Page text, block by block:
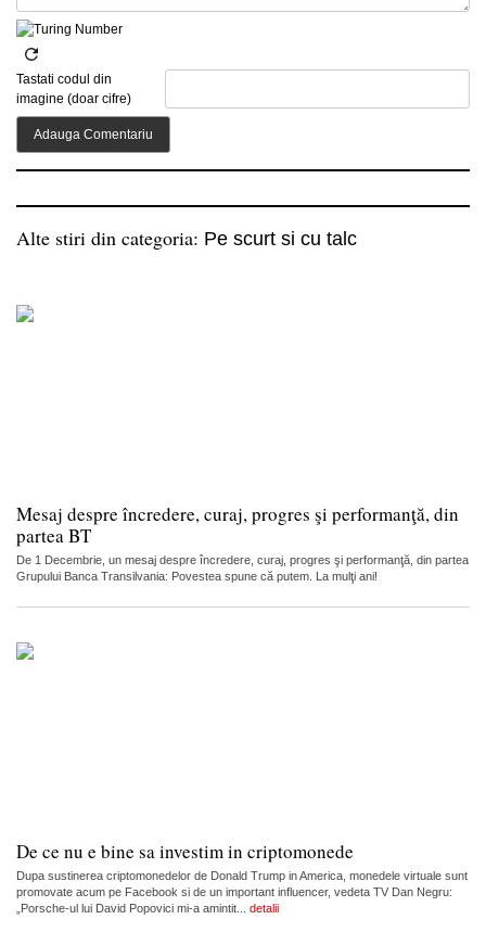
Tastati codul din
imagine (doar cifre)
Alte stiri din categoria: Pe scurt si cu talc
Mesaj despre încredere, curaj, progres şi performanţă, din
partea BT
De 1 Decembrie, un mesaj despre încredere, curaj, progres şi performanţă, din partea
Grupului Banca Transilvania: Povestea spune că putem. La mulţi ani!
De ce nu e bine sa investim in criptomonede
Dupa sustinerea criptomonedelor de Donald Trump in America, monedele virtuale sunt
promovate acum pe Facebook si de un important influencer, vedeta TV Dan Negru:
„Porsche-ul lui David Popovici mi-a amintit... detalii